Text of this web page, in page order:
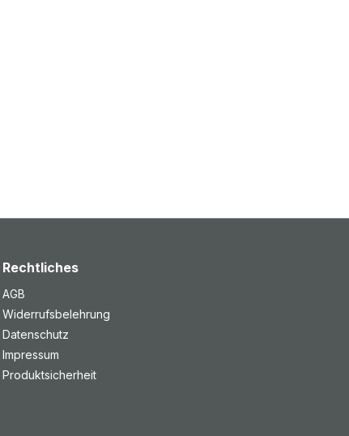
Rechtliches
AGB
Widerrufsbelehrung
Datenschutz
Impressum
Produktsicherheit